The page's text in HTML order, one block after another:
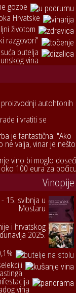
gozbe
Hrvatske
životom
razgovori"
butelja
vina
autohtonih
i vratiti se
je fantastična: "Ako
ne valja, vinar je nešto
vino bi moglo
100 eura za
Vinopije
15. svibnja u
Mostaru
i hrvatskog
2025.
vina